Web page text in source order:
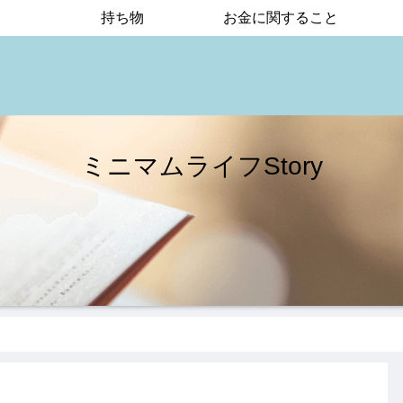
ミニマムライフStory
持ち物 お金に関すること